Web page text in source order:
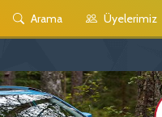
Arama Üyelerimiz